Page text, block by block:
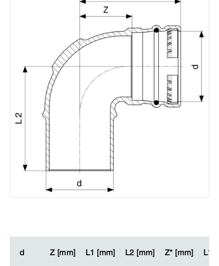
d Z [mm] L1 [mm] L2 [mm] Z* [mm] L1*
d Z [mm] L1 [mm] L2 [mm] Z* [mm] L1*